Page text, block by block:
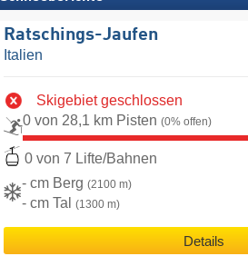
Ratschings-Jaufen
Italien
Skigebiet geschlossen
0 von 28,1 km Pisten (0% offen)
0 von 7 Lifte/Bahnen
- cm Berg (2100 m)
- cm Tal (1300 m)
Details